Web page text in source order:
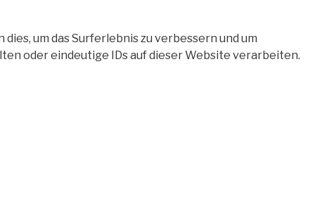
um das Surferlebnis zu verbessern und um
oder eindeutige IDs auf dieser Website verarbeiten.